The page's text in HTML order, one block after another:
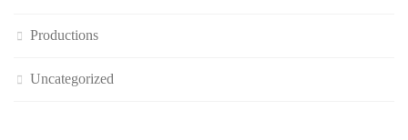
Productions
Uncategorized